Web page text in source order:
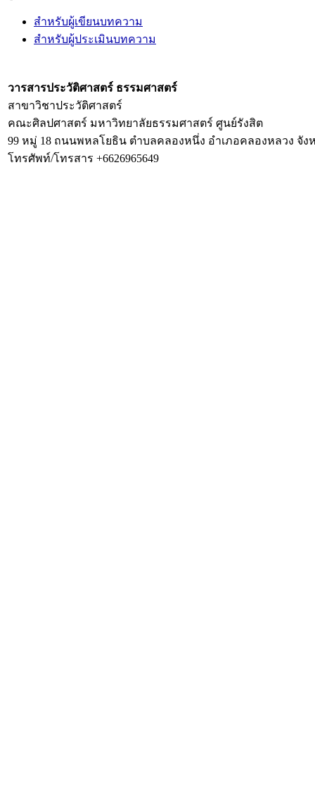
สำหรับผู้เขียนบทความ
สำหรับผู้ประเมินบทความ
วารสารประวัติศาสตร์ ธรรมศาสตร์
สาขาวิชาประวัติศาสตร์
คณะศิลปศาสตร์ มหาวิทยาลัยธรรมศาสตร์ ศูนย์รังสิต
99 หมู่ 18 ถนนพหลโยธิน ตำบลคลองหนึ่ง อำเภอคลองหลวง จัง
โทรศัพท์/โทรสาร +6626965649